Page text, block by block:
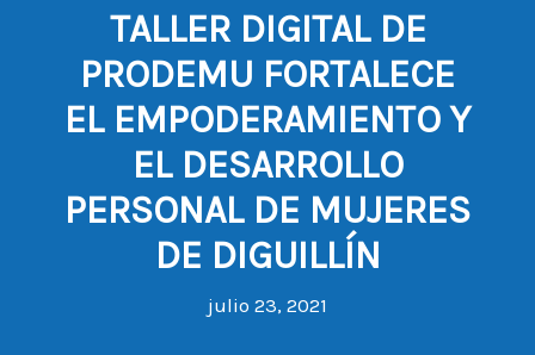
TALLER DIGITAL DE
PRODEMU FORTALECE
EL EMPODERAMIENTO Y
EL DESARROLLO
PERSONAL DE MUJERES
DE DIGUILLÍN
julio 23, 2021